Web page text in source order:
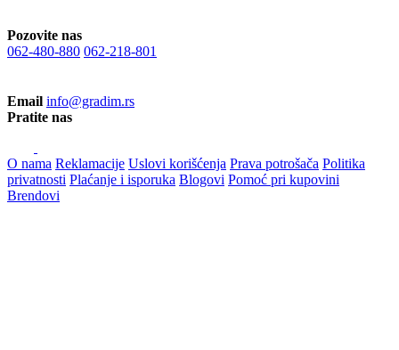
Pozovite nas
062-480-880 062-218-801
Email info@gradim.rs
Pratite nas
O nama Reklamacije Uslovi korišćenja Prava potrošača Politika
privatnosti Plaćanje i isporuka Blogovi Pomoć pri kupovini
Brendovi